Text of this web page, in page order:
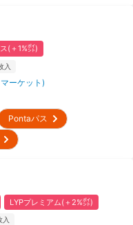
(＋1%㌽)
入
ーケット)
Pontaパス
LYPプレミアム(＋2%㌽)
入